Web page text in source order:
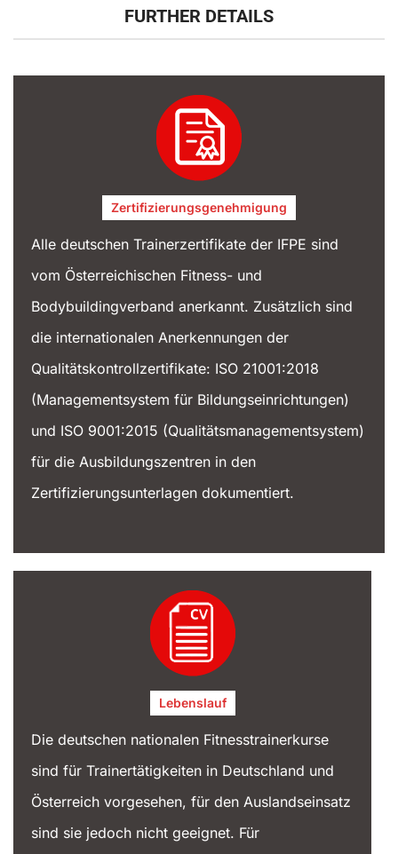
FURTHER DETAILS
Zertifizierungsgenehmigung
Alle deutschen Trainerzertifikate der IFPE sind
vom Österreichischen Fitness- und
Bodybuildingverband anerkannt. Zusätzlich sind
die internationalen Anerkennungen der
Qualitätskontrollzertifikate: ISO 21001:2018
(Managementsystem für Bildungseinrichtungen)
und ISO 9001:2015 (Qualitätsmanagementsystem)
für die Ausbildungszentren in den
Zertifizierungsunterlagen dokumentiert.
Lebenslauf
Die deutschen nationalen Fitnesstrainerkurse
sind für Trainertätigkeiten in Deutschland und
Österreich vorgesehen, für den Auslandseinsatz
sind sie jedoch nicht geeignet. Für